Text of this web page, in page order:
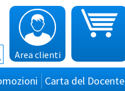
Area clienti
Carta del Docente